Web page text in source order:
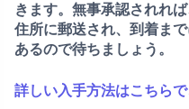
きます。無事承認されれ
住所に郵送され、到着ま
あるので待ちましょう。
詳しい入手方法はこちら